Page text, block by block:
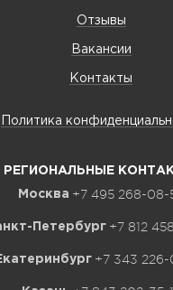
Отзывы
Вакансии
Контакты
Политика
РЕГИОНАЛЬНЫЕ
Москва +7 495 268-08-
Петербург +7 812
+7 343